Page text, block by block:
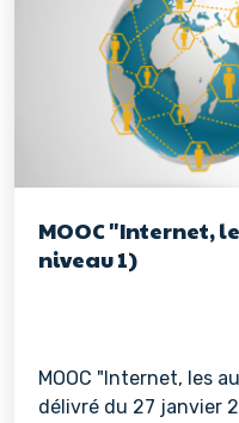
MOOC "Internet,
niveau 1)
MOOC "Internet, les
délivré du 27 janvier